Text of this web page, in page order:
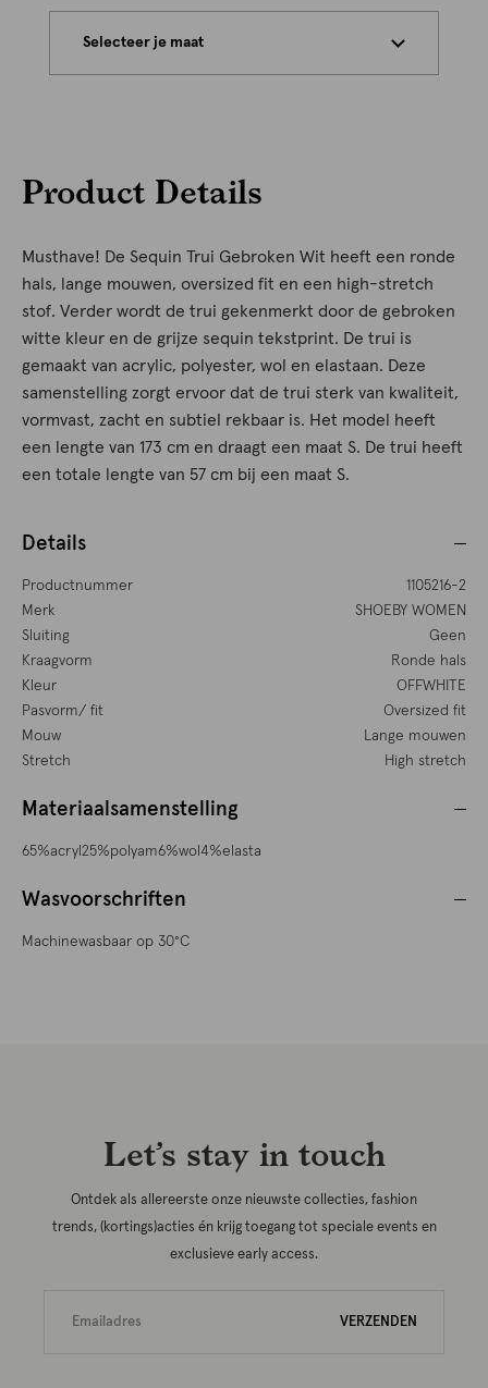
Selecteer je maat
Product Details
Musthave! De Sequin Trui Gebroken Wit heeft een ronde
hals, lange mouwen, oversized fit en een high-stretch
stof. Verder wordt de trui gekenmerkt door de gebroken
witte kleur en de grijze sequin tekstprint. De trui is
gemaakt van acrylic, polyester, wol en elastaan. Deze
samenstelling zorgt ervoor dat de trui sterk van kwaliteit,
vormvast, zacht en subtiel rekbaar is. Het model heeft
een lengte van 173 cm en draagt een maat S. De trui heeft
een totale lengte van 57 cm bij een maat S.
Details
Productnummer
1105216-2
Merk
SHOEBY WOMEN
Sluiting
Geen
Kraagvorm
Ronde hals
Kleur
OFFWHITE
Pasvorm/ fit
Oversized fit
Mouw
Lange mouwen
Stretch
High stretch
Materiaalsamenstelling
65%acryl25%polyam6%wol4%elasta
Wasvoorschriften
Machinewasbaar op 30°C
Let’s stay in touch
Ontdek als allereerste onze nieuwste collecties, fashion
trends, (kortings)acties én krijg toegang tot speciale events en
exclusieve early access.
VERZENDEN